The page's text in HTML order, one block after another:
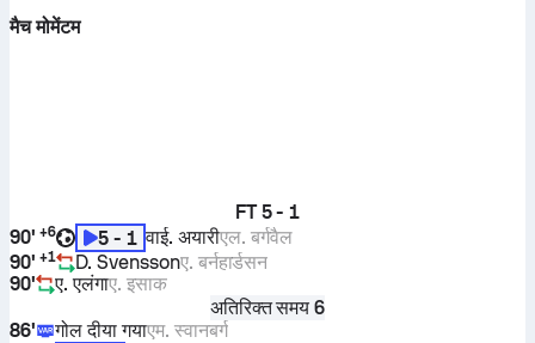
मैच मोमेंटम
FT 5 - 1
90' +6 5 - 1 वाई. अयारीएल. बर्गवैल
90' +1 D. Svenssonए. बर्नहार्डसन
90'
ए. एलंगाए. इसाक
अतिरिक्त समय 6
86'
गोल दीया गयाएम. स्वानबर्ग